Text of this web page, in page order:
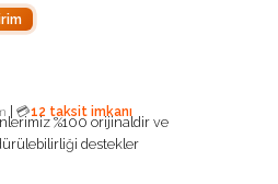
💳12 taksit imkanı
%100 orijinaldir ve
destekler